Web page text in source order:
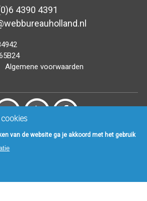
4390 4391
Algemene voorwaarden
Holland B.V. 2006 - 2024
van de website ga je akkoord met het gebruik